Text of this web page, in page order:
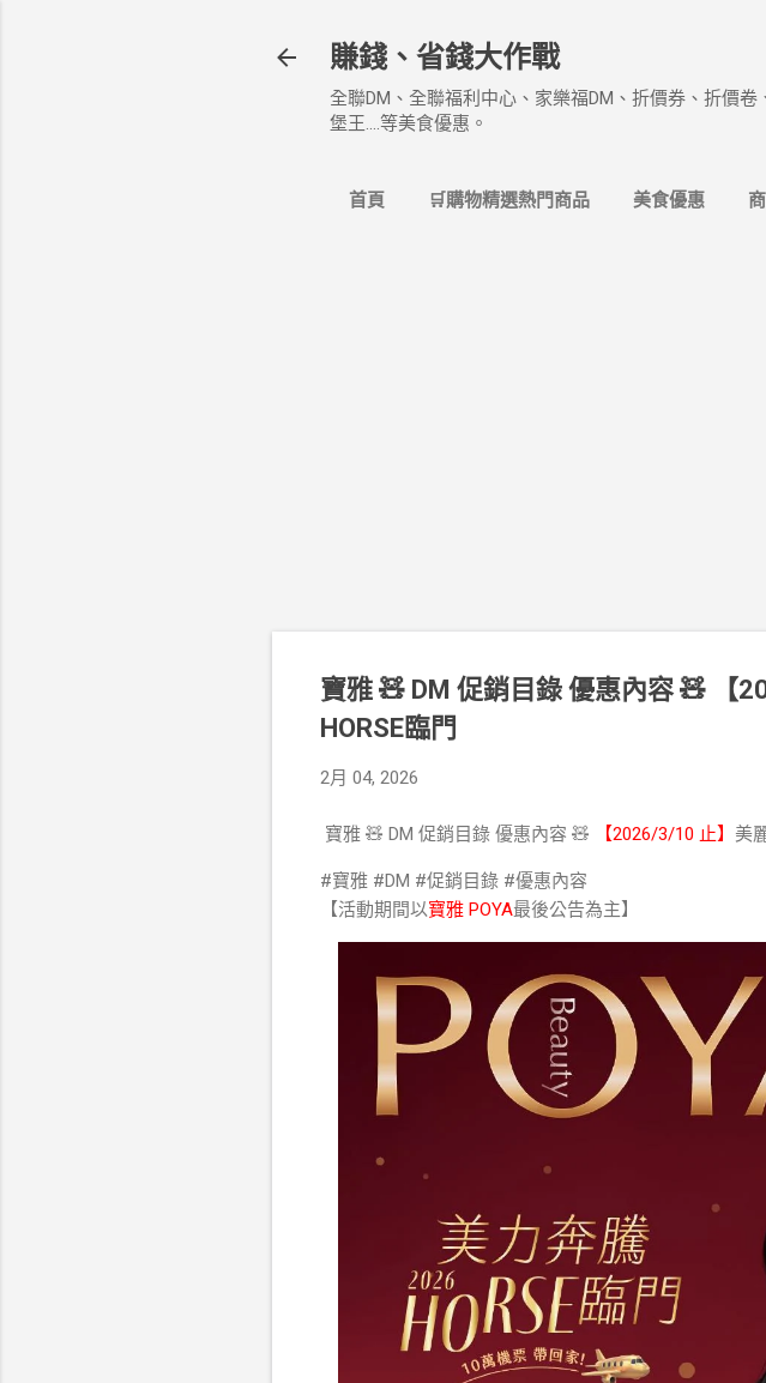
賺錢、省錢大作戰
全聯DM、全聯福利中心、家樂福DM、折價券、折價
堡王....等美食優惠。
首頁 🛒購物精選熱門商品 美食優惠
寶雅 🧸 DM 促銷目錄 優惠內容 🧸 【
HORSE臨門
2月 04, 2026
寶雅 🧸 DM 促銷目錄 優惠內容 🧸 【2026/3/10 止】 美
#寶雅 #DM #促銷目錄 #優惠內容
【活動期間以寶雅 POYA最後公告為主】